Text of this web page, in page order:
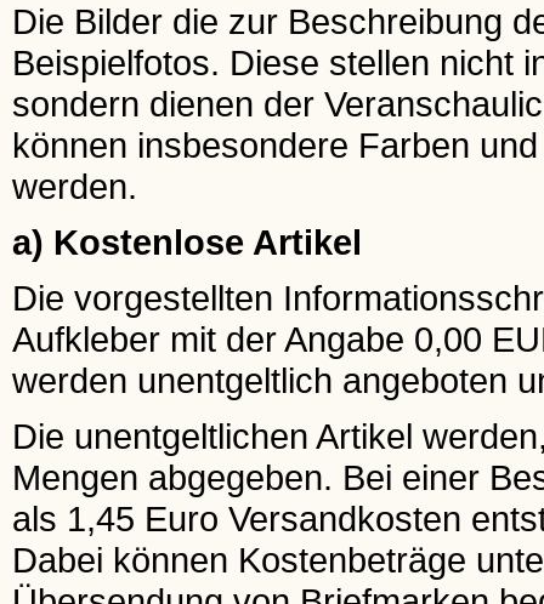
Die Bilder die zur Beschreibung
Beispielfotos. Diese stellen nicht
sondern dienen der
können insbesondere Farben
werden.
a) Kostenlose Artikel
Die vorgestellten
Aufkleber mit der Angabe 0,00
werden unentgeltlich angeboten
Die unentgeltlichen Artikel
Mengen abgegeben. Bei einer
als 1,45 Euro Versandkosten
Dabei können Kostenbeträge